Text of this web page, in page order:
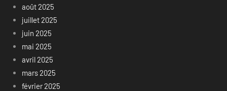
août 2025
juillet 2025
juin 2025
mai 2025
avril 2025
mars 2025
février 2025